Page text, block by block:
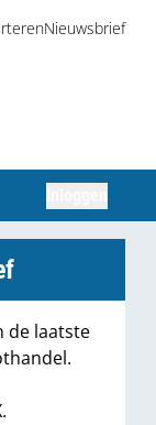
Nieuwsbrief
de laatste